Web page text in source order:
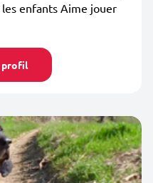
enfants Aime jouer
profil